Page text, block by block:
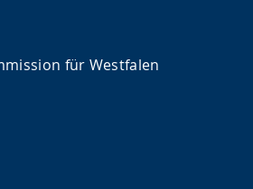
für Westfalen